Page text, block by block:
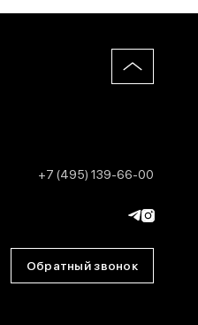
+7 (495) 139-66-00
Обратный звонок